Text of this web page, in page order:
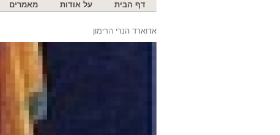
דף הבית על אודות מאמרים
אדוארד הנרי הרימון